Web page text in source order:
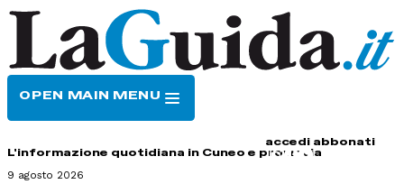
OPEN MAIN MENU
accedi abbonati
L'informazione quotidiana in Cuneo e provincia
9 agosto 2026